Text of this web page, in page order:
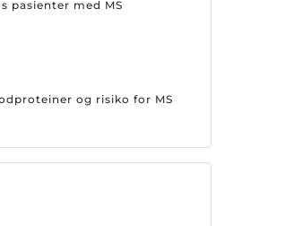
pasienter med MS
og risiko for MS